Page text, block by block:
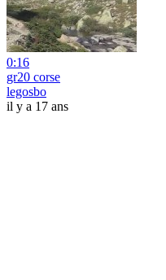
0:16
gr20 corse
legosbo
il y a 17 ans